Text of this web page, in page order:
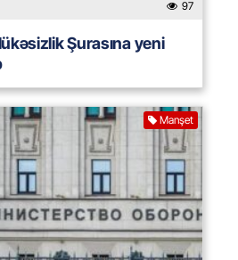
97
Şurasına yeni
Manşet